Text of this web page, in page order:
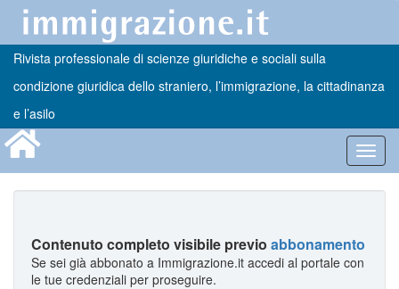
Rivista professionale di scienze giuridiche e sociali sulla
condizione giuridica dello straniero, l’immigrazione, la cittadinanza
e l’asilo
Contenuto completo visibile previo abbonamento
Se sei già abbonato a Immigrazione.it accedi al portale con
le tue credenziali per proseguire.